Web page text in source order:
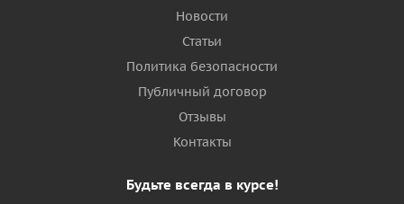
Новости
Статьи
Политика безопасности
Публичный договор
Отзывы
Контакты
Будьте всегда в курсе!